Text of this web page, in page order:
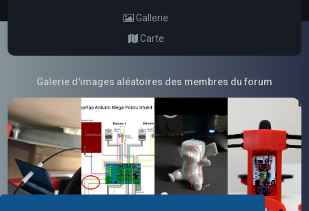
Gallerie
Carte
Galerie d'images aléatoires des membres du forum